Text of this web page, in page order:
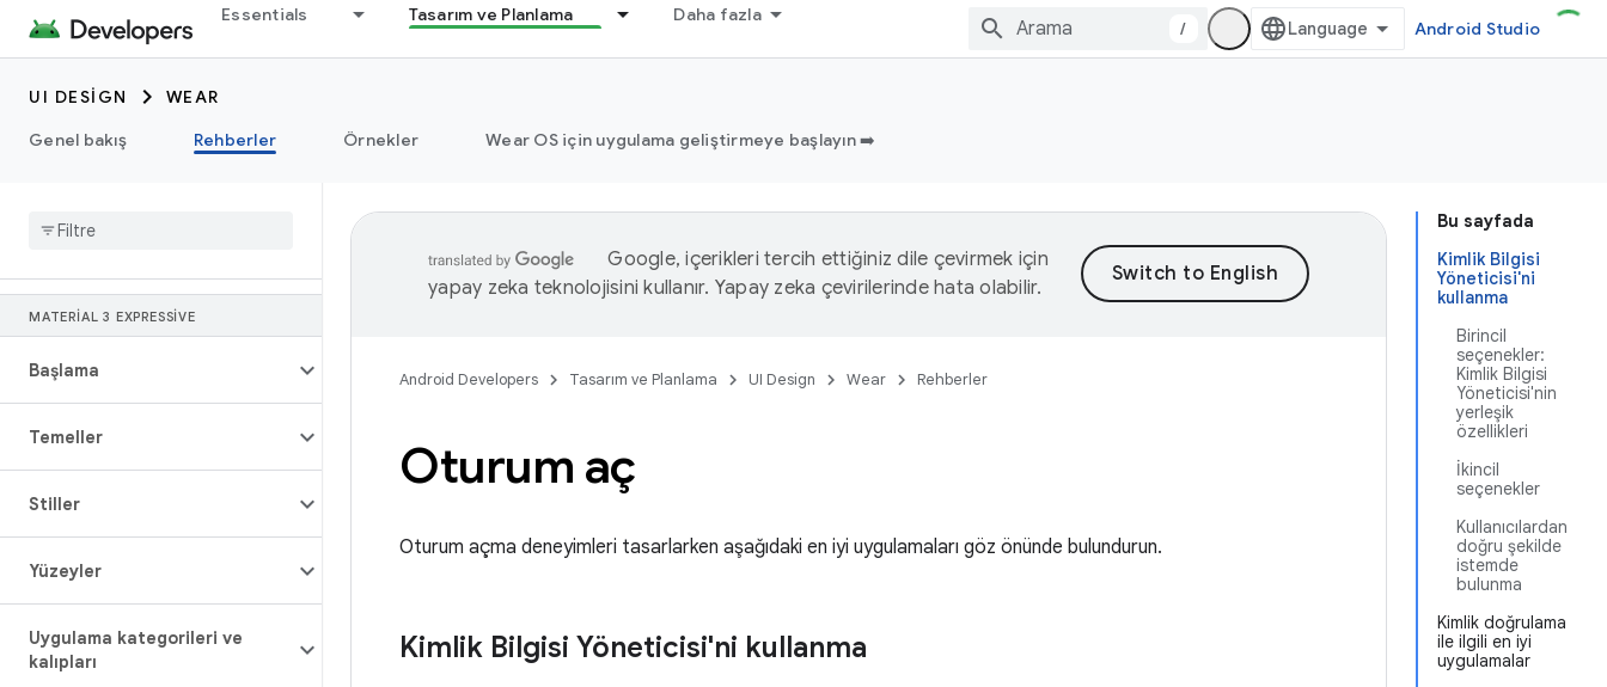
Essentials Tasarım ve Planlama Daha fazla
/ Android Studio
UI DESIGN
WEAR
Genel bakış
Rehberler Örnekler Wear OS için uygulama geliştirmeye başlayın ➡️
MATERIAL 3 EXPRESSIVE
Başlama
Temeller
Stiller
Yüzeyler
Uygulama kategorileri ve
kalıpları
Bu sayfada
Kimlik Bilgisi
Yöneticisi'ni
kullanma
Birincil
seçenekler:
Kimlik Bilgisi
Yöneticisi'nin
yerleşik
özellikleri
İkincil
seçenekler
Kullanıcılardan
doğru şekilde
istemde
bulunma
Kimlik doğrulama
ile ilgili en iyi
uygulamalar
Google, içerikleri tercih ettiğiniz dile çevirmek için
yapay zeka teknolojisini kullanır. Yapay zeka çevirilerinde hata olabilir.
Android Developers Tasarım ve Planlama UI Design Wear Rehberler
Oturum aç
Oturum açma deneyimleri tasarlarken aşağıdaki en iyi uygulamaları göz önünde bulundurun.
Kimlik Bilgisi Yöneticisi'ni kullanma